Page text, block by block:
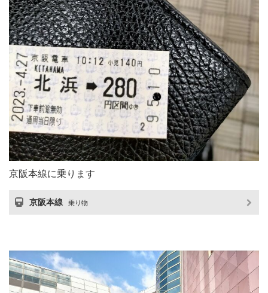
京阪本線に乗ります
京阪本線 乗り物